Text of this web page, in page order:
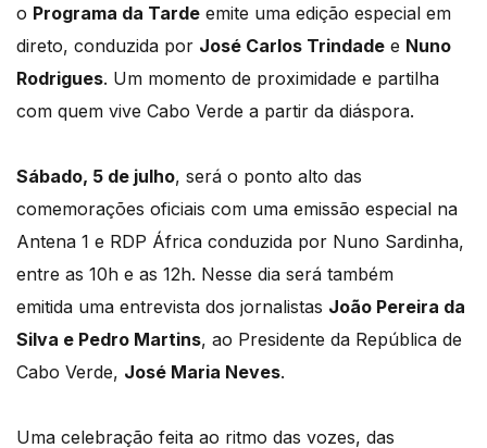
o Programa da Tarde emite uma edição especial em
direto, conduzida por José Carlos Trindade e Nuno
Rodrigues. Um momento de proximidade e partilha
com quem vive Cabo Verde a partir da diáspora.
Sábado, 5 de julho, será o ponto alto das
comemorações oficiais com uma emissão especial na
Antena 1 e RDP África conduzida por Nuno Sardinha,
entre as 10h e as 12h. Nesse dia será também
emitida uma entrevista dos jornalistas João Pereira da
Silva e Pedro Martins, ao Presidente da República de
Cabo Verde, José Maria Neves.
Uma celebração feita ao ritmo das vozes, das